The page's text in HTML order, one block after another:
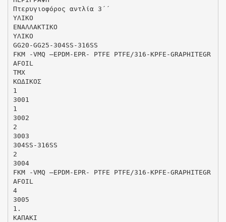
Πτερυγιοφόρος αντλία 3΄΄
ΥΛΙΚΟ
ΕΝΑΛΛΑΚΤΙΚΟ
ΥΛΙΚΟ
GG20-GG25-304SS-316SS
FKM -VMQ –EPDM-EPR- PTFE PTFE/316-KPFE-GRAPHITEGR
AFOIL
ΤΜΧ
ΚΩΔΙΚΟΣ
1
3001
1
3002
2
3003
304SS-316SS
2
3004
FKM -VMQ –EPDM-EPR- PTFE PTFE/316-KPFE-GRAPHITEGR
AFOIL
4
3005
1.
ΚΑΠΑΚΙ